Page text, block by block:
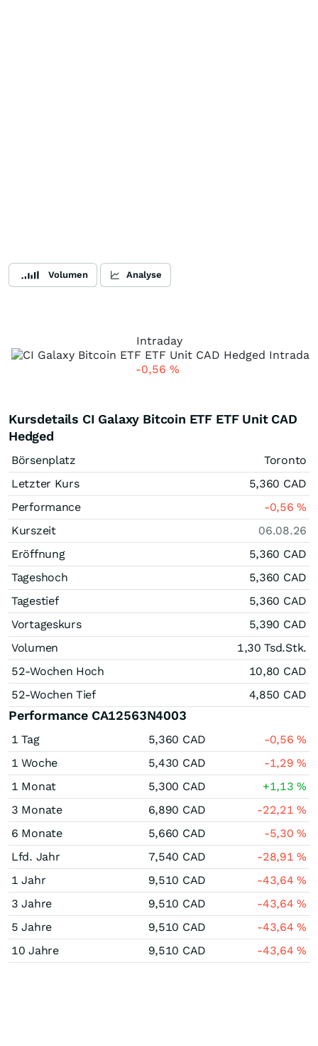
Volumen Analyse
Intraday
-0,56 %
Kursdetails CI Galaxy Bitcoin ETF ETF Unit CAD
Hedged
Börsenplatz
Toronto
Letzter Kurs
5,360 CAD
Performance
-0,56%
Kurszeit
06.08.26
Eröffnung
5,360 CAD
Tageshoch
5,360 CAD
Tagestief
5,360 CAD
Vortageskurs
5,390 CAD
Volumen
1,30 Tsd.Stk.
52-Wochen Hoch
10,80 CAD
52-Wochen Tief
4,850 CAD
Performance CA12563N4003
1 Tag 5,360 CAD -0,56%
1 Woche
5,430 CAD -1,29%
1 Monat
5,300 CAD +1,13%
3 Monate
6,890 CAD -22,21%
6 Monate
5,660 CAD -5,30%
Lfd. Jahr
7,540 CAD -28,91%
1 Jahr
9,510 CAD -43,64%
3 Jahre
9,510 CAD -43,64%
5 Jahre
9,510 CAD -43,64%
10 Jahre
9,510 CAD -43,64%